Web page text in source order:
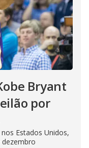
Bryant
por
Estados Unidos,